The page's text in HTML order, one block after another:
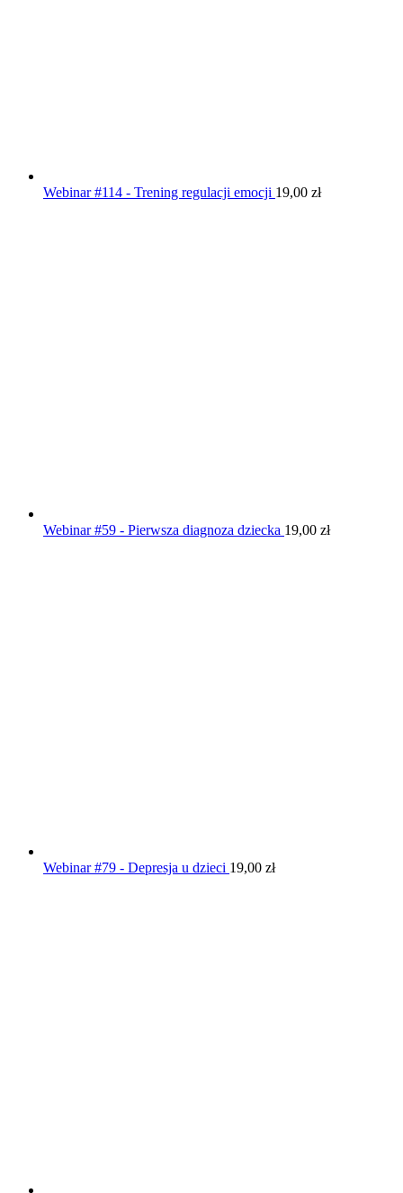
Webinar #114 - Trening regulacji emocji 19,00 zł
Webinar #59 - Pierwsza diagnoza dziecka 19,00 zł
Webinar #79 - Depresja u dzieci 19,00 zł